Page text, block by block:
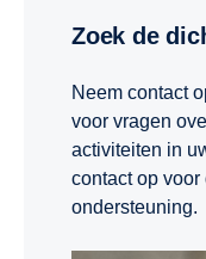
Zoek de
Neem contact
voor vragen
activiteiten in
contact op
ondersteuning.